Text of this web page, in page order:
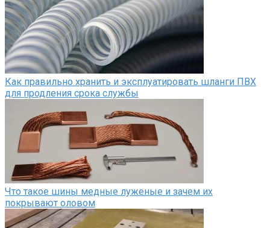
Как правильно хранить и эксплуатировать шланги ПВХ
для продления срока службы
Что такое шины медные луженые и зачем их
покрывают оловом